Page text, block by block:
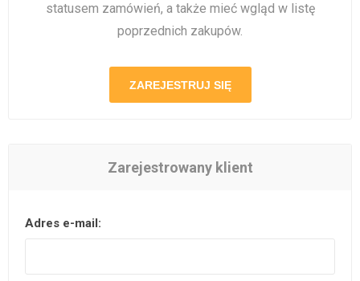
statusem zamówień, a także mieć wgląd w listę
poprzednich zakupów.
ZAREJESTRUJ SIĘ
Zarejestrowany klient
Adres e-mail: